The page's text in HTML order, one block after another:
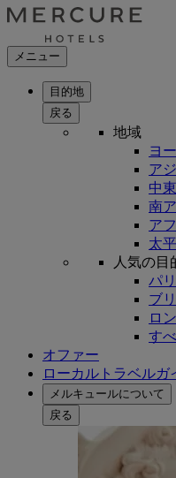
メニュー
目的地
戻る
地域
ヨ
ア
中東
南
ア
太
人気の目
パリ
ブ
ロ
す
オファー
ローカルトラベルガ
メルキュールについて
戻る